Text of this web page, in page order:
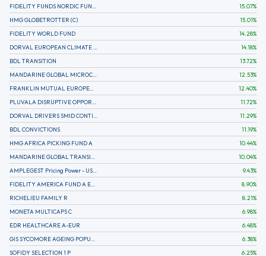
FIDELITY FUNDS NORDIC FUND A
15.07%
HMG GLOBETROTTER (C)
15.01%
FIDELITY WORLD FUND
14.28%
DORVAL EUROPEAN CLIMATE INITIATIVE R (C)
14.18%
BDL TRANSITION
13.72%
MANDARINE GLOBAL MICROCAP
12.53%
FRANKLIN MUTUAL EUROPEAN FUND A EUR (C)
12.40%
PLUVALA DISRUPTIVE OPPORTUNITIES
11.72%
DORVAL DRIVERS SMID CONTINENTAL EUROPE
11.29%
BDL CONVICTIONS
11.19%
HMG AFRICA PICKING FUND A
10.44%
MANDARINE GLOBAL TRANSITION R
10.04%
AMPLEGEST Pricing Power - US - AC
9.43%
FIDELITY AMERICA FUND A EUR (C)
8.90%
RICHELIEU FAMILY R
8.21%
MONETA MULTICAPS C
6.98%
EDR HEALTHCARE A-EUR
6.48%
GIS SYCOMORE AGEING POPULATION
6.38%
SOFIDY SELECTION 1 P
6.25%